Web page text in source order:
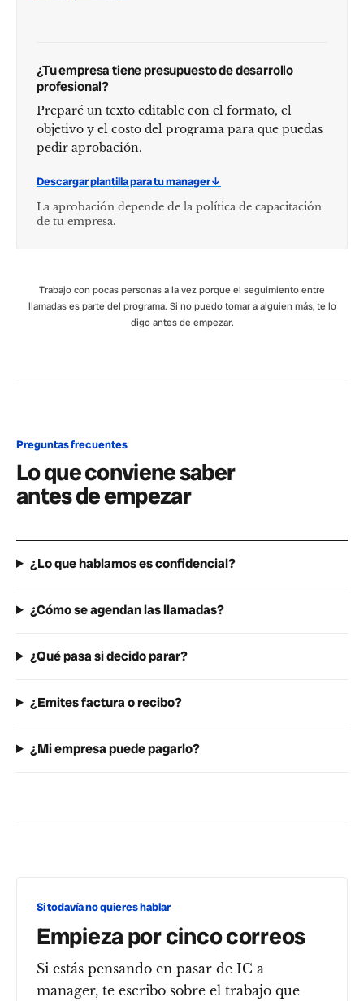
¿Tu empresa tiene presupuesto de desarrollo
profesional?
Preparé un texto editable con el formato, el
objetivo y el costo del programa para que puedas
pedir aprobación.
Descargar plantilla para tu manager↓
La aprobación depende de la política de capacitación
de tu empresa.
Trabajo con pocas personas a la vez porque el seguimiento entre
llamadas es parte del programa. Si no puedo tomar a alguien más, te lo
digo antes de empezar.
Preguntas frecuentes
Lo que conviene saber
antes de empezar
¿Lo que hablamos es confidencial?
¿Cómo se agendan las llamadas?
¿Qué pasa si decido parar?
¿Emites factura o recibo?
¿Mi empresa puede pagarlo?
Si todavía no quieres hablar
Empieza por cinco correos
Si estás pensando en pasar de IC a
manager, te escribo sobre el trabajo que